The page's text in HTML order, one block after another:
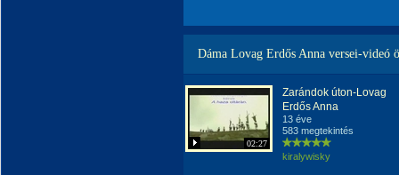
Dáma Lovag Erdős Anna versei-videó
02:27
Zarándok úton-Lovag
Erdős Anna
13 éve
583 megtekintés
kiralywisky